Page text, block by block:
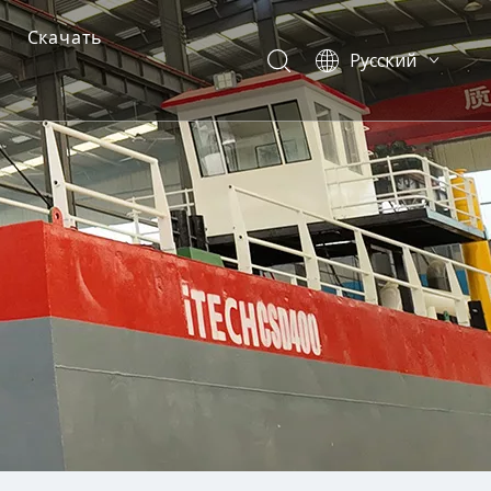
драгер
драгер
Скачать
Pусский
English